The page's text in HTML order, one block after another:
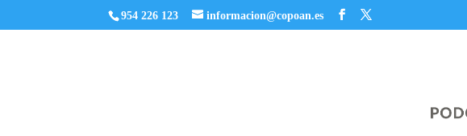
954 226 123 informacion@copoan.es